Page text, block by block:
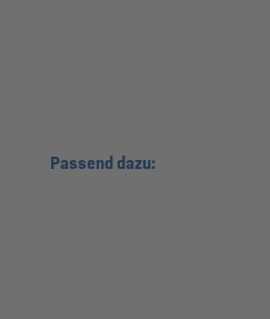
Produktgalerie überspringen
Passend dazu: